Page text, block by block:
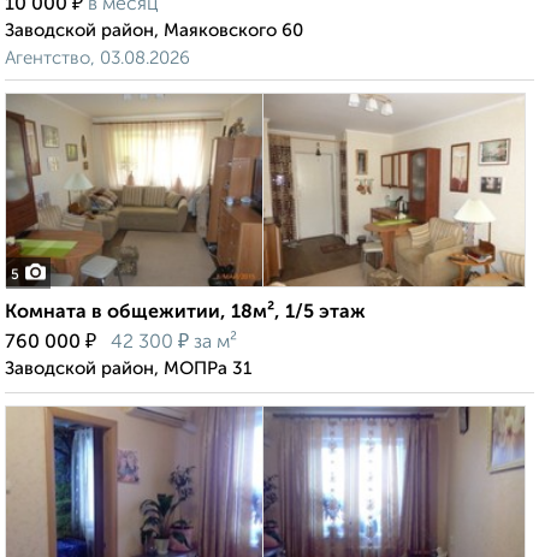
10 000
в месяц
Заводской район, Маяковского 60
Агентство, 03.08.2026
5
Комната в общежитии, 18м², 1/5 этаж
760 000 ₽ 42 300 ₽ за м²
Заводской район, МОПРа 31